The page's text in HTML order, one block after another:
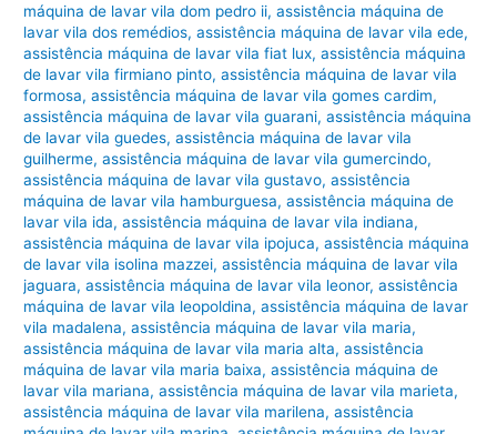
máquina de lavar vila dom pedro ii,assistência máquina de
lavar vila dos remédios,assistência máquina de lavar vila ede,
assistência máquina de lavar vila fiat lux,assistência máquina
de lavar vila firmiano pinto,assistência máquina de lavar vila
formosa,assistência máquina de lavar vila gomes cardim,
assistência máquina de lavar vila guarani,assistência máquina
de lavar vila guedes,assistência máquina de lavar vila
guilherme,assistência máquina de lavar vila gumercindo,
assistência máquina de lavar vila gustavo,assistência
máquina de lavar vila hamburguesa,assistência máquina de
lavar vila ida,assistência máquina de lavar vila indiana,
assistência máquina de lavar vila ipojuca,assistência máquina
de lavar vila isolina mazzei,assistência máquina de lavar vila
jaguara,assistência máquina de lavar vila leonor,assistência
máquina de lavar vila leopoldina,assistência máquina de lavar
vila madalena,assistência máquina de lavar vila maria,
assistência máquina de lavar vila maria alta,assistência
máquina de lavar vila maria baixa,assistência máquina de
lavar vila mariana,assistência máquina de lavar vila marieta,
assistência máquina de lavar vila marilena,assistência